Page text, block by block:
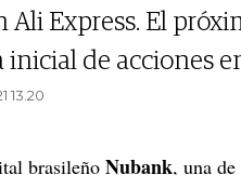
Ali Express. El
inicial de acciones
13.20
brasileño Nubank, una